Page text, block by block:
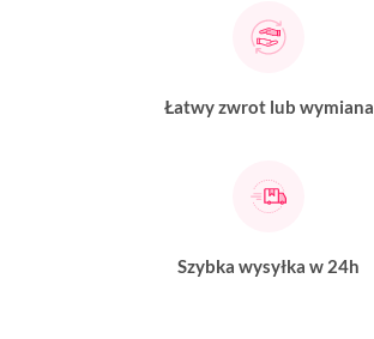
Łatwy zwrot lub wymiana
Szybka wysyłka w 24h